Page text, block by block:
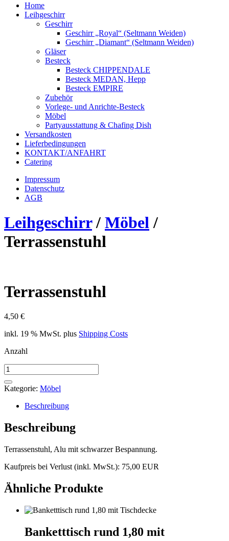
Home
Leihgeschirr
Geschirr
Geschirr „Royal“ (Seltmann Weiden)
Geschirr „Diamant“ (Seltmann Weiden)
Gläser
Besteck
Besteck CHIPPENDALE
Besteck MEDAN, Hepp
Besteck EMPIRE
Zubehör
Vorlege- und Anrichte-Besteck
Möbel
Partyausstattung & Chafing Dish
Versandkosten
Lieferbedingungen
KONTAKT/ANFAHRT
Catering
Impressum
Datenschutz
AGB
Leihgeschirr / Möbel /
Terrassenstuhl
Terrassenstuhl
4,50 €
inkl. 19 % MwSt. plus Shipping Costs
Anzahl
Terrassenstuhl
Menge
Kategorie: Möbel
Beschreibung
Beschreibung
Terrassenstuhl, Alu mit schwarzer Bespannung.
Kaufpreis bei Verlust (inkl. MwSt.): 75,00 EUR
Ähnliche Produkte
Banketttisch rund 1,80 mit